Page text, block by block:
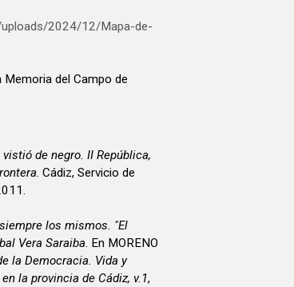
2024/12/Mapa-de-
del Campo de
de negro. II República,
. Cádiz, Servicio de
los mismos. "El
Vera Saraiba . En MORENO
la Democracia. Vida y
la provincia de Cádiz, v.1,